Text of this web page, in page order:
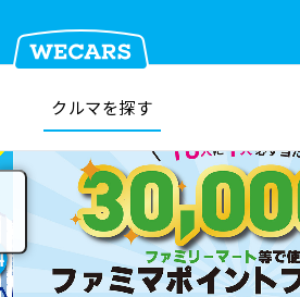
在庫検索
クルマを探す
クルマを売る
クルマを探す